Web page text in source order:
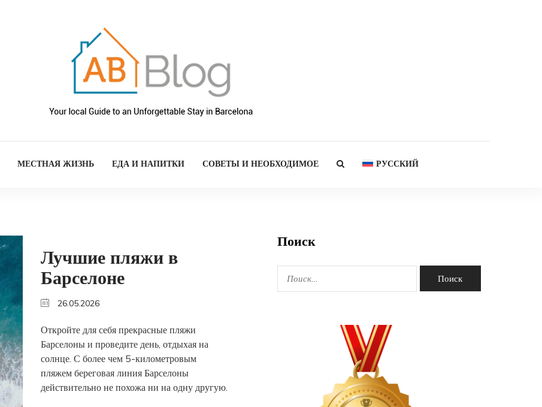
МЕСТНАЯ ЖИЗНЬ ЕДА И НАПИТКИ СОВЕТЫ И НЕОБХОДИМОЕ РУССКИЙ
Лучшие пляжи в
Барселоне
26.05.2026
Откройте для себя прекрасные пляжи
Барселоны и проведите день, отдыхая на
солнце. С более чем 5-километровым
пляжем береговая линия Барселоны
действительно не похожа ни на одну другую.
Поиск